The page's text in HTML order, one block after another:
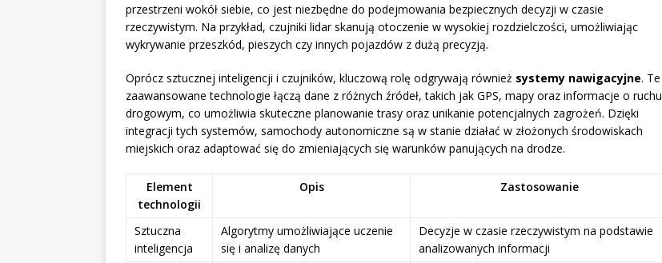
przestrzeni wokół siebie, co jest niezbędne do podejmowania bezpiecznych decyzji w czasie
rzeczywistym. Na przykład, czujniki lidar skanują otoczenie w wysokiej rozdzielczości, umożliwiając
wykrywanie przeszkód, pieszych czy innych pojazdów z dużą precyzją.
Oprócz sztucznej inteligencji i czujników, kluczową rolę odgrywają również systemy nawigacyjne. Te
zaawansowane technologie łączą dane z różnych źródeł, takich jak GPS, mapy oraz informacje o ruchu
drogowym, co umożliwia skuteczne planowanie trasy oraz unikanie potencjalnych zagrożeń. Dzięki
integracji tych systemów, samochody autonomiczne są w stanie działać w złożonych środowiskach
miejskich oraz adaptować się do zmieniających się warunków panujących na drodze.
Element
technologii
Opis Zastosowanie
Sztuczna
inteligencja
Algorytmy umożliwiające uczenie
się i analizę danych
Decyzje w czasie rzeczywistym na podstawie
analizowanych informacji